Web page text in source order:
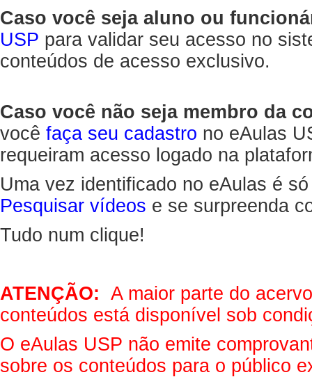
Caso você seja aluno ou
USP para validar seu acesso no
conteúdos de acesso exclusivo.
Caso você não seja membro da
você faça seu cadastro no eAulas
requeiram acesso logado na
Uma vez identificado no eAulas é
Pesquisar vídeos e se surpreenda
Tudo num clique!
ATENÇÃO: A maior parte do
conteúdos está disponível sob
O eAulas USP não emite
sobre os conteúdos para o público